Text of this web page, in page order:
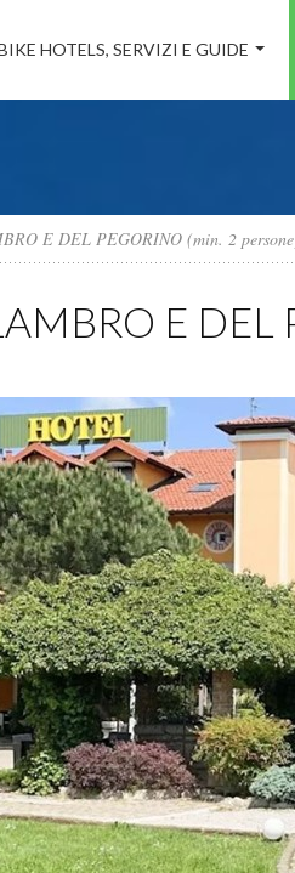
HOTELS, SERVIZI E GUIDE
E DEL PEGORINO (min. 2
E